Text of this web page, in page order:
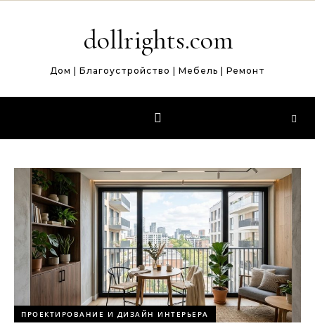
dollrights.com
Дом | Благоустройство | Мебель | Ремонт
ПРОЕКТИРОВАНИЕ И ДИЗАЙН ИНТЕРЬЕРА